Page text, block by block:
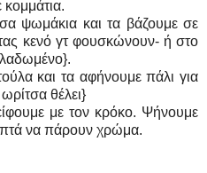
ψωμάκια και τα βάζουμε σε
κενό γτ φουσκώνουν- ή στο
και τα αφήνουμε πάλι για
θέλει}
με τον κρόκο. Ψήνουμε
να πάρουν χρώμα.